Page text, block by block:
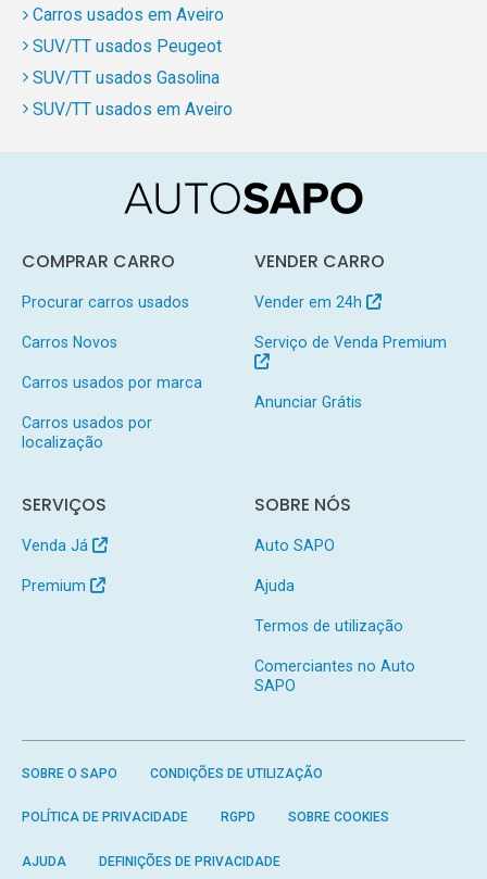
Carros usados em Aveiro
SUV/TT usados Peugeot
SUV/TT usados Gasolina
SUV/TT usados em Aveiro
COMPRAR CARRO
Procurar carros usados
Carros Novos
Carros usados por marca
Carros usados por
localização
VENDER CARRO
Vender em 24h
Serviço de Venda Premium
Anunciar Grátis
SERVIÇOS
Venda Já
Premium
SOBRE NÓS
Auto SAPO
Ajuda
Termos de utilização
Comerciantes no Auto
SAPO
SOBRE O SAPO CONDIÇÕES DE UTILIZAÇÃO
POLÍTICA DE PRIVACIDADE RGPD SOBRE COOKIES
AJUDA DEFINIÇÕES DE PRIVACIDADE